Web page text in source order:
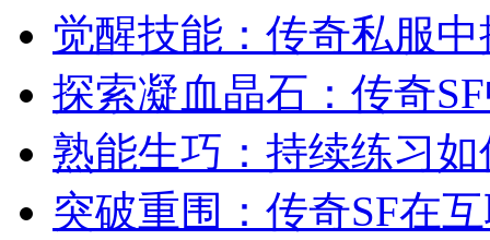
觉醒技能：传奇私服
探索凝血晶石：传奇
熟能生巧：持续练习
突破重围：传奇SF在